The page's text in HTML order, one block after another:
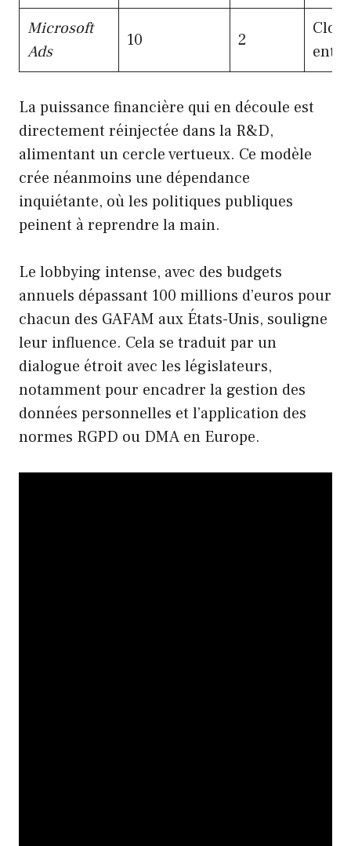
Microsoft
Ads
10 2
La puissance financière qui en découle est
directement réinjectée dans la R&D,
alimentant un cercle vertueux. Ce modèle
crée néanmoins une dépendance
inquiétante, où les politiques publiques
peinent à reprendre la main.
Le lobbying intense, avec des budgets
annuels dépassant 100 millions d’euros pour
chacun des GAFAM aux États-Unis, souligne
leur influence. Cela se traduit par un
dialogue étroit avec les législateurs,
notamment pour encadrer la gestion des
données personnelles et l’application des
normes RGPD ou DMA en Europe.